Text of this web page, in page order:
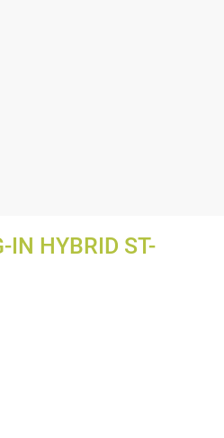
IN HYBRID ST-